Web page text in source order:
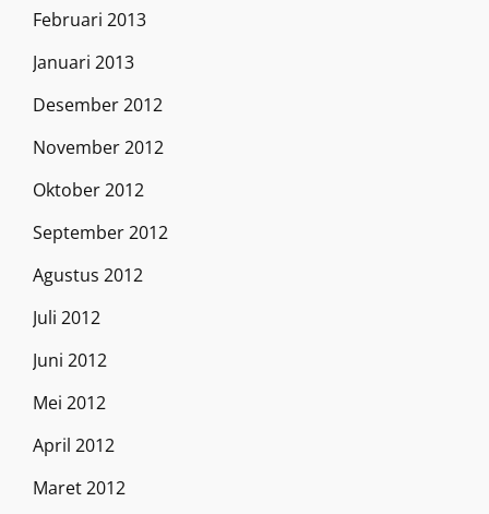
Februari 2013
Januari 2013
Desember 2012
November 2012
Oktober 2012
September 2012
Agustus 2012
Juli 2012
Juni 2012
Mei 2012
April 2012
Maret 2012